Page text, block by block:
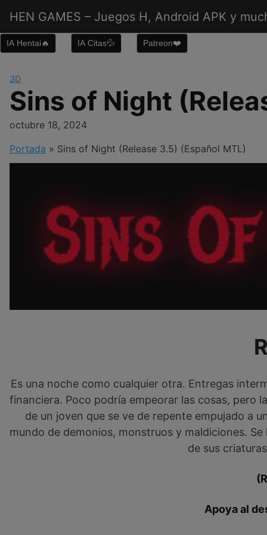
contenido
HEN GAMES – Juegos H, Android APK y
IA Hentai🔥 IA Citas💦 Patreon❤️
3D
Sins of Night
octubre 18, 2024
Portada » Sins of Night (Release 3.5) (Español MTL)
Es una noche como cualquier otra. Entregas
financiera. Poco podría empeorar las cosas, pero
de un joven que se ve de repente empujado a
mundo de demonios, monstruos y maldiciones.
de sus
Apoya al